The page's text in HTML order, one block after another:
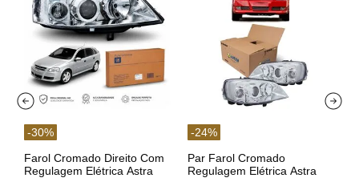
-30%
Farol Cromado Direito Com
Regulagem Elétrica Astra
-24%
Par Farol Cromado
Regulagem Elétrica Astra